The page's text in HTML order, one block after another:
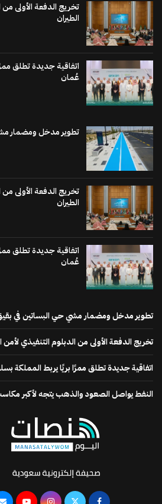
تخريج الدفعة الأولى من
الطيران
اتفاقية جديدة تطلق
عُمان
تطوير مدخل ومضمار
تخريج الدفعة الأولى من
الطيران
اتفاقية جديدة تطلق
عُمان
تطوير مدخل ومضمار مشي حي البساتين في
تخريج الدفعة الأولى من الدبلوم التنفيذي لأمن
اتفاقية جديدة تطلق ممرًا بريًا يربط المملكة
النفط يواصل الصعود والذهب يتجه لأكبر